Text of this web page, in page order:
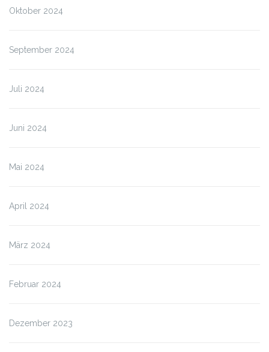
Oktober 2024
September 2024
Juli 2024
Juni 2024
Mai 2024
April 2024
März 2024
Februar 2024
Dezember 2023